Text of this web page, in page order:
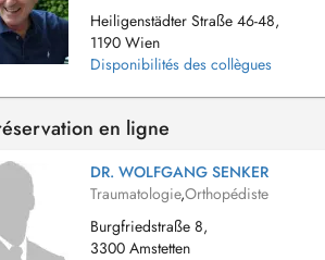
Heiligenstädter Straße 46-48,
1190 Wien
Disponibilités des collègues
en ligne
DR. WOLFGANG SENKER
Traumatologie,Orthopédiste
Burgfriedstraße 8,
3300 Amstetten